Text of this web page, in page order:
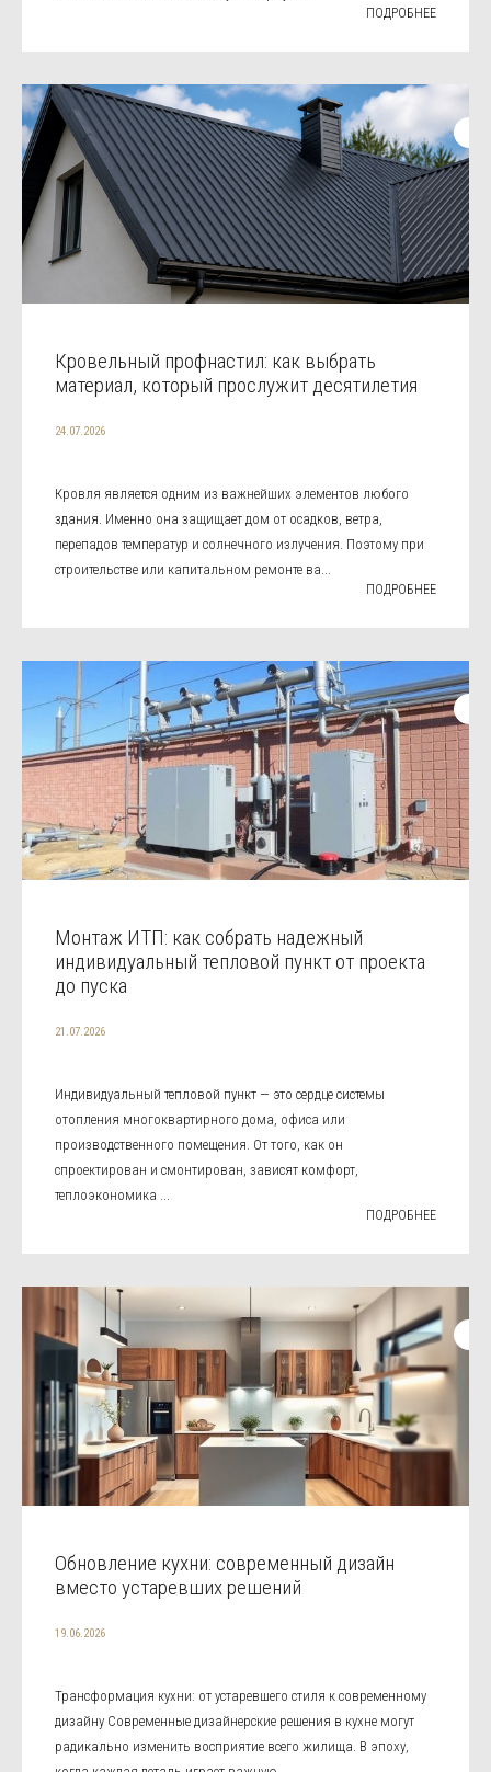
ПОДРОБНЕЕ
Кровельный профнастил: как выбрать
материал, который прослужит десятилетия
24.07.2026
Кровля является одним из важнейших элементов любого
здания. Именно она защищает дом от осадков, ветра,
перепадов температур и солнечного излучения. Поэтому при
строительстве или капитальном ремонте ва...
ПОДРОБНЕЕ
Монтаж ИТП: как собрать надежный
индивидуальный тепловой пункт от проекта
до пуска
21.07.2026
Индивидуальный тепловой пункт — это сердце системы
отопления многоквартирного дома, офиса или
производственного помещения. От того, как он
спроектирован и смонтирован, зависят комфорт,
теплоэкономика ...
ПОДРОБНЕЕ
Обновление кухни: современный дизайн
вместо устаревших решений
19.06.2026
Трансформация кухни: от устаревшего стиля к современному
дизайну Современные дизайнерские решения в кухне могут
радикально изменить восприятие всего жилища. В эпоху,